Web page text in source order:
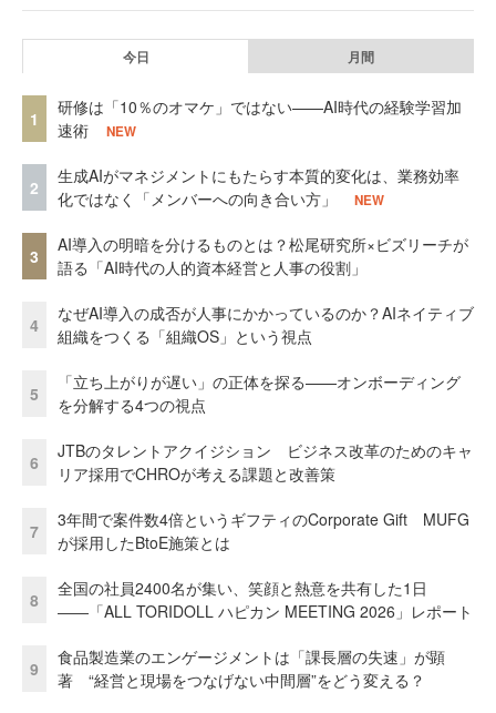
今日 月間
1
研修は「10％のオマケ」ではない——AI時代の経験学習加
速術
NEW
2
生成AIがマネジメントにもたらす本質的変化は、業務効率
化ではなく「メンバーへの向き合い方」
NEW
3
AI導入の明暗を分けるものとは？松尾研究所×ビズリーチが
語る「AI時代の人的資本経営と人事の役割」
4
なぜAI導入の成否が人事にかかっているのか？AIネイティブ
組織をつくる「組織OS」という視点
5
「立ち上がりが遅い」の正体を探る——オンボーディング
を分解する4つの視点
6
JTBのタレントアクイジション ビジネス改革のためのキャ
リア採用でCHROが考える課題と改善策
7
3年間で案件数4倍というギフティのCorporate Gift MUFG
が採用したBtoE施策とは
8
全国の社員2400名が集い、笑顔と熱意を共有した1日
――「ALL TORIDOLL ハピカン MEETING 2026」レポート
9
食品製造業のエンゲージメントは「課長層の失速」が顕
著 “経営と現場をつなげない中間層”をどう変える？